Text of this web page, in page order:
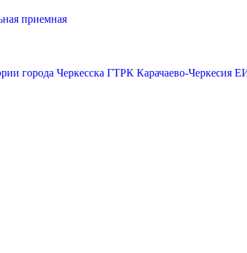
приемная
города Черкесска ГТРК Карачаево-Черкесия